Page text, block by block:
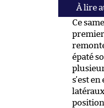
Ce
premier
épaté
s’est